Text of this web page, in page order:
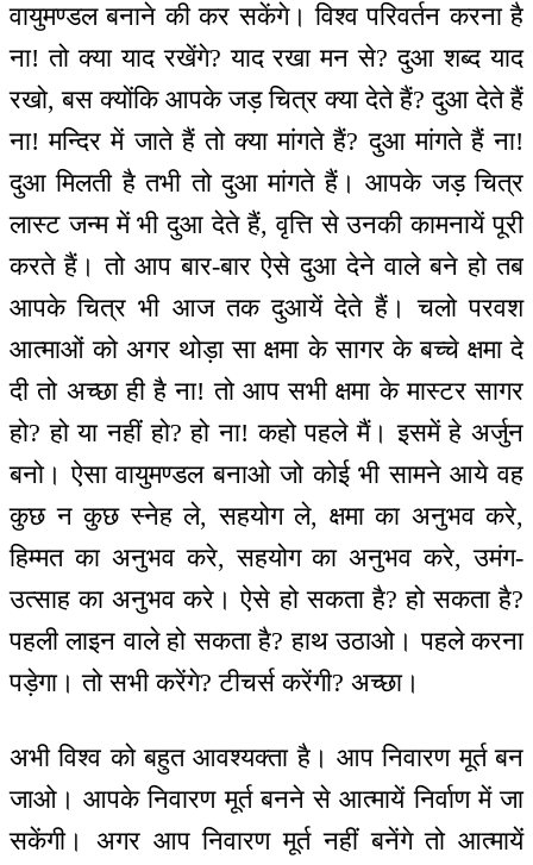
वायुमण्डल बनाने की कर सकेंगे। विश्व परिवर्तन करना है
ना! तो क्या याद रखेंगे? याद रखा मन से? दुआ शब्द याद
रखो, बस क्योंकि आपके जड़ चित्र क्या देते हैं? दुआ देते हैं
ना! मन्दिर में जाते हैं तो क्या मांगते हैं? दुआ मांगते हैं ना!
दुआ मिलती है तभी तो दुआ मांगते हैं। आपके जड़ चित्र
लास्ट जन्म में भी दुआ देते हैं, वृत्ति से उनकी कामनायें पूरी
करते हैं। तो आप बार-बार ऐसे दुआ देने वाले बने हो तब
आपके चित्र भी आज तक दुआयें देते हैं। चलो परवश
आत्माओं को अगर थोड़ा सा क्षमा के सागर के बच्चे क्षमा दे
दी तो अच्छा ही है ना! तो आप सभी क्षमा के मास्टर सागर
हो? हो या नहीं हो? हो ना! कहो पहले मैं। इसमें हे अर्जुन
बनो। ऐसा वायुमण्डल बनाओ जो कोई भी सामने आये वह
कुछ न कुछ स्नेह ले, सहयोग ले, क्षमा का अनुभव करे,
हिम्मत का अनुभव करे, सहयोग का अनुभव करे, उमंग-
उत्साह का अनुभव करे। ऐसे हो सकता है? हो सकता है?
पहली लाइन वाले हो सकता है? हाथ उठाओ। पहले करना
पड़ेगा। तो सभी करेंगे? टीचर्स करेंगी? अच्छा।
अभी विश्व को बहुत आवश्यक्ता है। आप निवारण मूर्त बन
जाओ। आपके निवारण मूर्त बनने से आत्मायें निर्वाण में जा
सकेंगी। अगर आप निवारण मूर्त नहीं बनेंगे तो आत्मायें